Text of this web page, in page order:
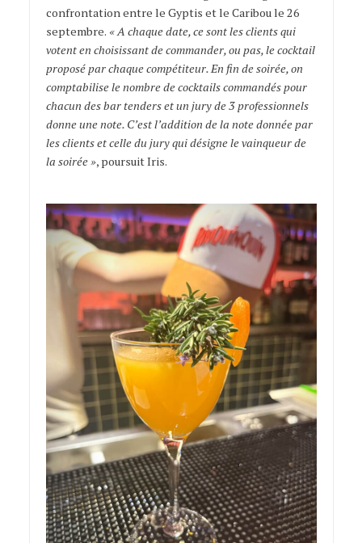
confrontation entre le Gyptis et le Caribou le 26
septembre. « A chaque date, ce sont les clients qui
votent en choisissant de commander, ou pas, le cocktail
proposé par chaque compétiteur. En fin de soirée, on
comptabilise le nombre de cocktails commandés pour
chacun des bar tenders et un jury de 3 professionnels
donne une note. C’est l’addition de la note donnée par
les clients et celle du jury qui désigne le vainqueur de
la soirée », poursuit Iris.